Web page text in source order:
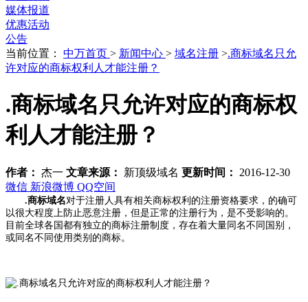
媒体报道
优惠活动
公告
当前位置： 中万首页 > 新闻中心 > 域名注册 >.商标域名只允
许对应的商标权利人才能注册？
.商标域名只允许对应的商标权
利人才能注册？
作者： 杰一 文章来源： 新顶级域名 更新时间： 2016-12-30
微信 新浪微博 QQ空间
.商标域名对于注册人具有相关商标权利的注册资格要求，的确可
以很大程度上防止恶意注册，但是正常的注册行为，是不受影响的。
目前全球各国都有独立的商标注册制度，存在着大量同名不同国别，
或同名不同使用类别的商标。